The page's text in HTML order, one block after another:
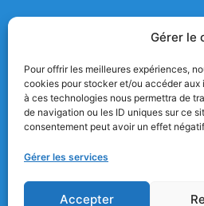
Gérer le
Pour offrir les meilleures expériences,
cookies pour stocker et/ou accéder
à ces technologies nous permettra de
de navigation ou les ID uniques sur ce
consentement peut avoir un effet
Gérer les services
Accepter